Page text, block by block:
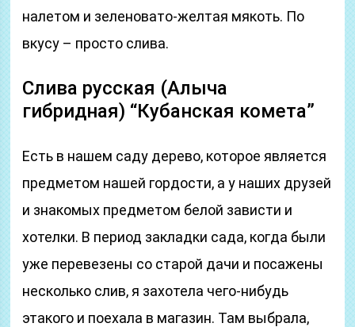
налетом и зеленовато-желтая мякоть. По
вкусу – просто слива.
Слива русская (Алыча
гибридная) “Кубанская комета”
Есть в нашем саду дерево, которое является
предметом нашей гордости, а у наших друзей
и знакомых предметом белой зависти и
хотелки. В период закладки сада, когда были
уже перевезены со старой дачи и посажены
несколько слив, я захотела чего-нибудь
этакого и поехала в магазин. Там выбрала,